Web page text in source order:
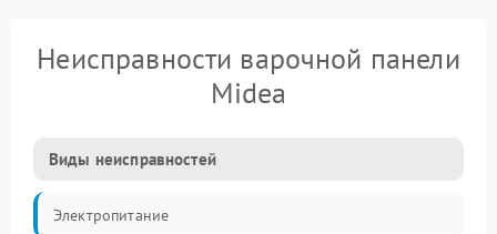
Неисправности варочной панели
Midea
Виды неисправностей
Электропитание